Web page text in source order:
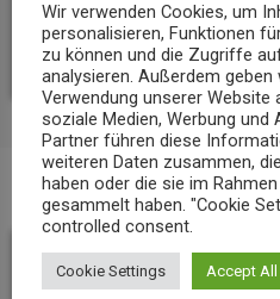
Niedrigwasser belastet Gewässer im
today 7. AUGUST 2026 14
BEITRAGS-KOMMENTARE (0)
Hinterlassen
Wir verwenden Cookies, um
personalisieren, Funktionen
zu können und die Zugriffe
analysieren. Außerdem
Verwendung unserer Website
soziale Medien, Werbung und
Partner führen diese
weiteren Daten zusammen,
haben oder die sie im
gesammelt haben. "Cookie
controlled consent.
Cookie Settings Accept All